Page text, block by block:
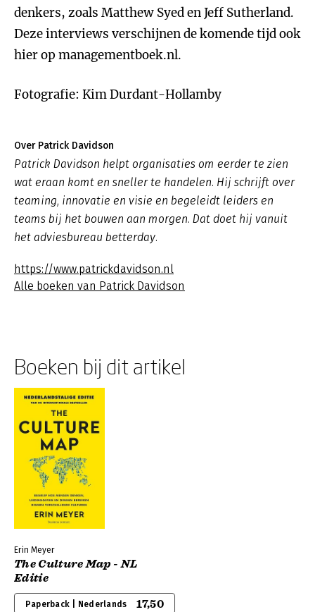
denkers, zoals Matthew Syed en Jeff Sutherland.
Deze interviews verschijnen de komende tijd ook
hier op managementboek.nl.
Fotografie: Kim Durdant-Hollamby
Over Patrick Davidson
Patrick Davidson helpt organisaties om eerder te zien
wat eraan komt en sneller te handelen. Hij schrijft over
teaming, innovatie en visie en begeleidt leiders en
teams bij het bouwen aan morgen. Dat doet hij vanuit
het adviesbureau betterday.
https://www.patrickdavidson.nl
Alle boeken van Patrick Davidson
Boeken bij dit artikel
Erin Meyer
The Culture Map - NL
Editie
Paperback | Nederlands 17,50